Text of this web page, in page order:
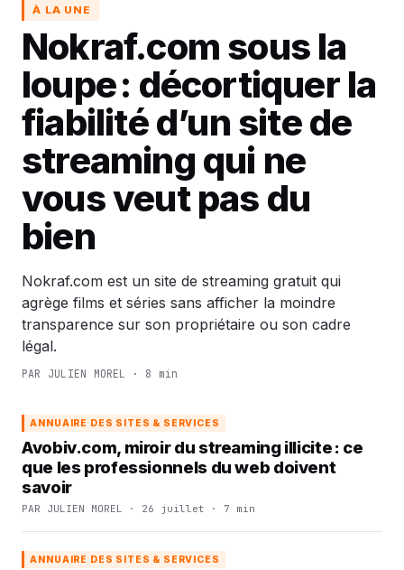
À LA UNE
Nokraf.com sous la
loupe : décortiquer la
fiabilité d’un site de
streaming qui ne
vous veut pas du
bien
Nokraf.com est un site de streaming gratuit qui
agrège films et séries sans afficher la moindre
transparence sur son propriétaire ou son cadre
légal.
PAR JULIEN MOREL · 8 min
ANNUAIRE DES SITES & SERVICES
Avobiv.com, miroir du streaming illicite : ce
que les professionnels du web doivent
savoir
PAR JULIEN MOREL · 26 juillet · 7 min
ANNUAIRE DES SITES & SERVICES